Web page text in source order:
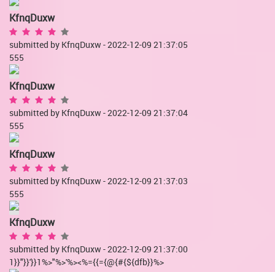
KfnqDuxw
submitted by KfnqDuxw - 2022-12-09 21:37:05
555
KfnqDuxw
submitted by KfnqDuxw - 2022-12-09 21:37:04
555
KfnqDuxw
submitted by KfnqDuxw - 2022-12-09 21:37:03
555
KfnqDuxw
submitted by KfnqDuxw - 2022-12-09 21:37:00
1}}"}}'}}1%>"%>'%><%={{={@{#{${dfb}}%>